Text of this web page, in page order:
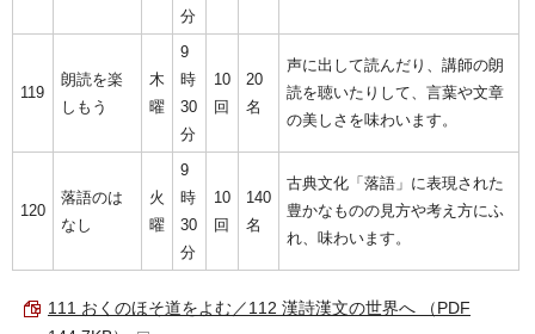
分
119
朗読を楽
しもう
木
曜
9
時
30
分
10
回
20
名
声に出して読んだり、講師の朗
読を聴いたりして、言葉や文章
の美しさを味わいます。
120
落語のは
なし
火
曜
9
時
30
分
10
回
140
名
古典文化「落語」に表現された
豊かなものの見方や考え方にふ
れ、味わいます。
111 おくのほそ道をよむ／112 漢詩漢文の世界へ （PDF